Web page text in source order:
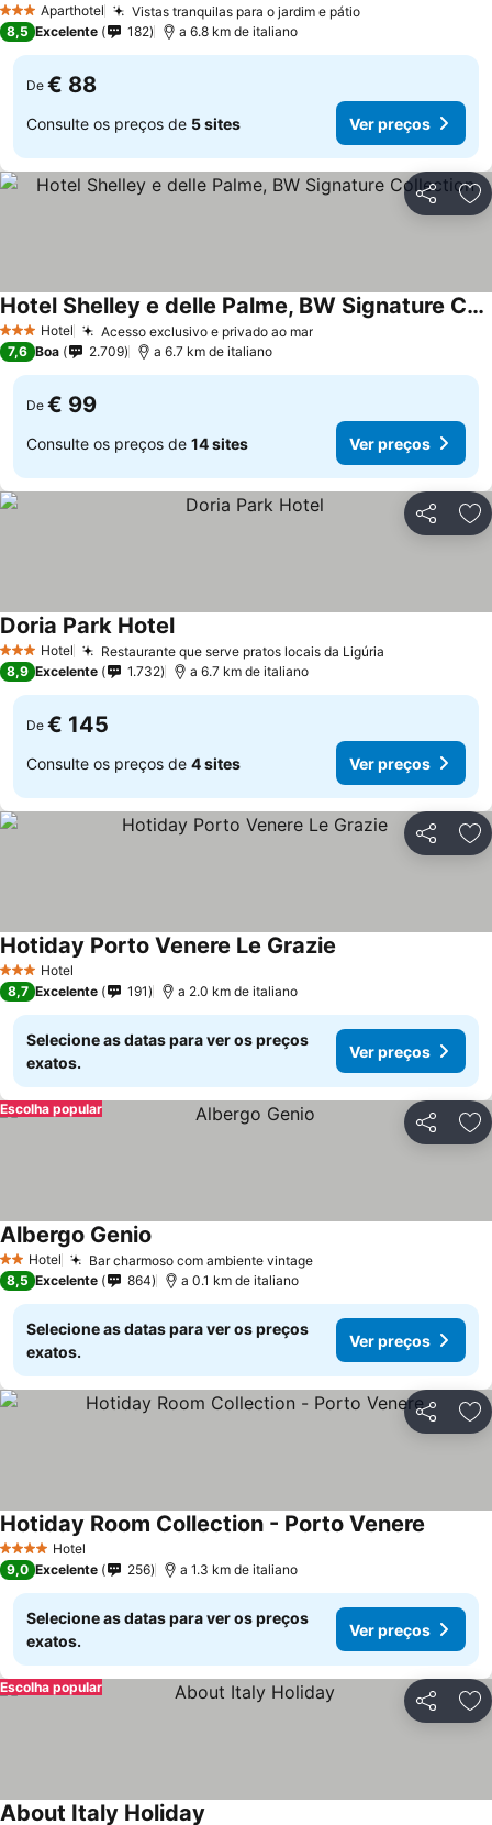
3 EstrelasAparthotel Vistas tranquilas para o jardim e pátioVer preços
8,5 Excelente 182 a 6.8 km de italiano
De € 88
Consulte os preços de 5 sites Ver preços
Partilhar
3 EstrelasHotel Acesso exclusivo e privado ao marVer preços
Hotel Shelley e delle Palme, BW Signature Collection
Ver preços
7,6 Boa 2.709 a 6.7 km de italiano
De € 99
Consulte os preços de 14 sites Ver preços
Partilhar
3 EstrelasHotel Restaurante que serve pratos locais da Ligúria
Doria Park HotelVer preços
8,9 Excelente 1.732 a 6.7 km de italiano
De € 145
Consulte os preços de 4 sites Ver preços
Partilhar
3 EstrelasHotel
Hotiday Porto Venere Le Grazie
8,7 Excelente 191 a 2.0 km de italiano
Selecione as datas para ver os preços
exatos.
Ver preços
Partilhar
Escolha popular
2 Estrelas
Hotel Bar charmoso com ambiente vintageVer preços
Albergo Genio
8,5 Excelente 864 a 0.1 km de italiano
Selecione as datas para ver os preços
exatos.
Ver preços
Partilhar
4 EstrelasHotel
Hotiday Room Collection - Porto Venere
9,0 Excelente 256 a 1.3 km de italiano
Selecione as datas para ver os preços
exatos.
Ver preços
Partilhar
Escolha popular
About Italy Holiday